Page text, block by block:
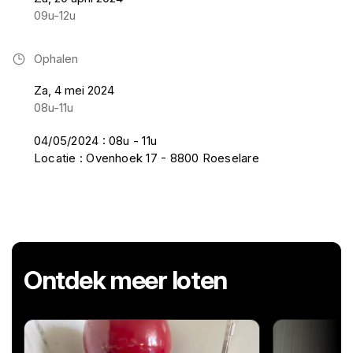
09u-12u
Ophalen
Za, 4 mei 2024
08u-11u
04/05/2024 : 08u - 11u
Locatie : Ovenhoek 17 - 8800 Roeselare
Ontdek meer loten